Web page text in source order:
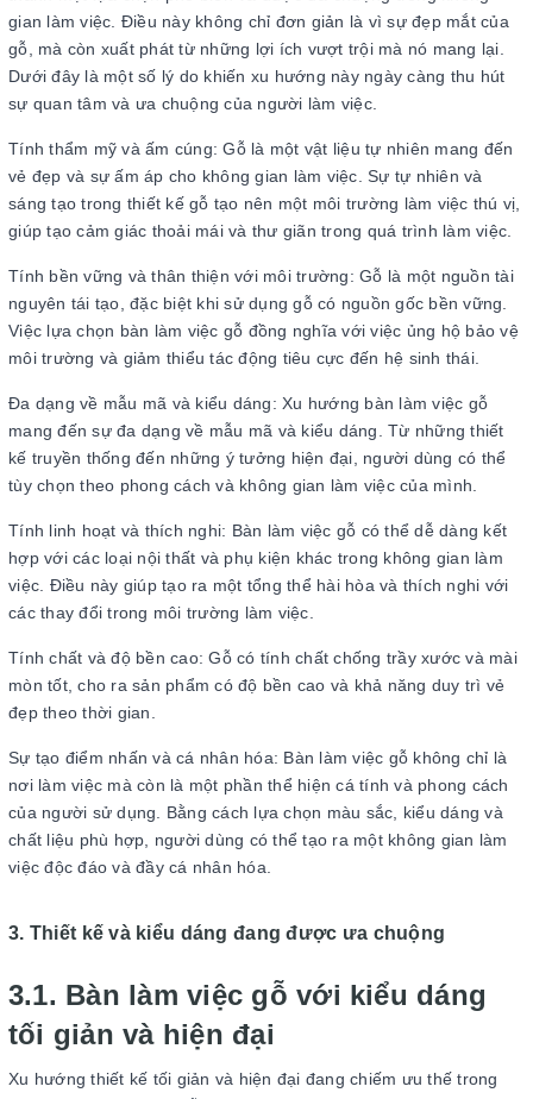
gian làm việc. Điều này không chỉ đơn giản là vì sự đẹp mắt của
gỗ, mà còn xuất phát từ những lợi ích vượt trội mà nó mang lại.
Dưới đây là một số lý do khiến xu hướng này ngày càng thu hút
sự quan tâm và ưa chuộng của người làm việc.
Tính thẩm mỹ và ấm cúng: Gỗ là một vật liệu tự nhiên mang đến
vẻ đẹp và sự ấm áp cho không gian làm việc. Sự tự nhiên và
sáng tạo trong thiết kế gỗ tạo nên một môi trường làm việc thú vị,
giúp tạo cảm giác thoải mái và thư giãn trong quá trình làm việc.
Tính bền vững và thân thiện với môi trường: Gỗ là một nguồn tài
nguyên tái tạo, đặc biệt khi sử dụng gỗ có nguồn gốc bền vững.
Việc lựa chọn bàn làm việc gỗ đồng nghĩa với việc ủng hộ bảo vệ
môi trường và giảm thiểu tác động tiêu cực đến hệ sinh thái.
Đa dạng về mẫu mã và kiểu dáng: Xu hướng bàn làm việc gỗ
mang đến sự đa dạng về mẫu mã và kiểu dáng. Từ những thiết
kế truyền thống đến những ý tưởng hiện đại, người dùng có thể
tùy chọn theo phong cách và không gian làm việc của mình.
Tính linh hoạt và thích nghi: Bàn làm việc gỗ có thể dễ dàng kết
hợp với các loại nội thất và phụ kiện khác trong không gian làm
việc. Điều này giúp tạo ra một tổng thể hài hòa và thích nghi với
các thay đổi trong môi trường làm việc.
Tính chất và độ bền cao: Gỗ có tính chất chống trầy xước và mài
mòn tốt, cho ra sản phẩm có độ bền cao và khả năng duy trì vẻ
đẹp theo thời gian.
Sự tạo điểm nhấn và cá nhân hóa: Bàn làm việc gỗ không chỉ là
nơi làm việc mà còn là một phần thể hiện cá tính và phong cách
của người sử dụng. Bằng cách lựa chọn màu sắc, kiểu dáng và
chất liệu phù hợp, người dùng có thể tạo ra một không gian làm
việc độc đáo và đầy cá nhân hóa.
3. Thiết kế và kiểu dáng đang được ưa chuộng
3.1. Bàn làm việc gỗ với kiểu dáng
tối giản và hiện đại
Xu hướng thiết kế tối giản và hiện đại đang chiếm ưu thế trong